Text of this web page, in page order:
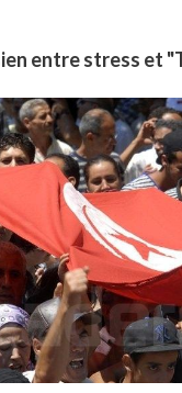
entre stress et